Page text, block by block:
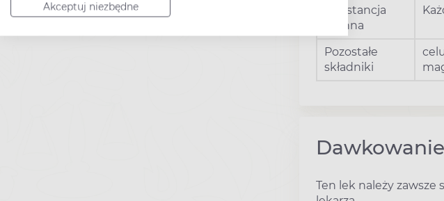
Akceptuj niezbędne
Substancja
czynna
Pozostałe
składniki
Dawkowanie
Ten lek należy zawsze